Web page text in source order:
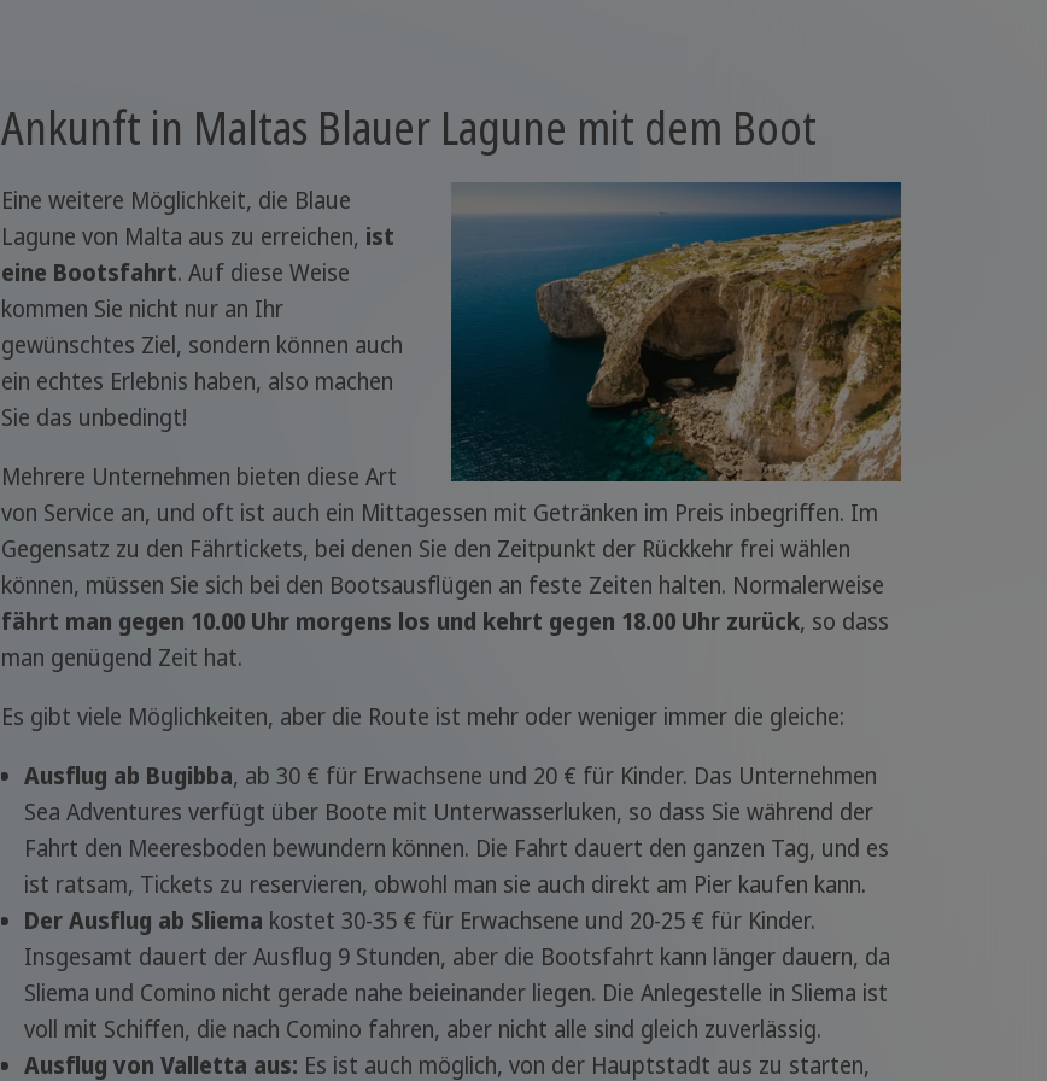
Ankunft in Maltas Blauer Lagune mit dem Boot
Eine weitere Möglichkeit, die Blaue
Lagune von Malta aus zu erreichen, ist
eine Bootsfahrt. Auf diese Weise
kommen Sie nicht nur an Ihr
gewünschtes Ziel, sondern können auch
ein echtes Erlebnis haben, also machen
Sie das unbedingt!
Mehrere Unternehmen bieten diese Art
von Service an, und oft ist auch ein Mittagessen mit Getränken im Preis inbegriffen. Im
Gegensatz zu den Fährtickets, bei denen Sie den Zeitpunkt der Rückkehr frei wählen
können, müssen Sie sich bei den Bootsausflügen an feste Zeiten halten. Normalerweise
fährt man gegen 10.00 Uhr morgens los und kehrt gegen 18.00 Uhr zurück, so dass
man genügend Zeit hat.
Es gibt viele Möglichkeiten, aber die Route ist mehr oder weniger immer die gleiche:
Ausflug ab Bugibba, ab 30 € für Erwachsene und 20 € für Kinder. Das Unternehmen
Sea Adventures verfügt über Boote mit Unterwasserluken, so dass Sie während der
Fahrt den Meeresboden bewundern können. Die Fahrt dauert den ganzen Tag, und es
ist ratsam, Tickets zu reservieren, obwohl man sie auch direkt am Pier kaufen kann.
Der Ausflug ab Sliema kostet 30-35 € für Erwachsene und 20-25 € für Kinder.
Insgesamt dauert der Ausflug 9 Stunden, aber die Bootsfahrt kann länger dauern, da
Sliema und Comino nicht gerade nahe beieinander liegen. Die Anlegestelle in Sliema ist
voll mit Schiffen, die nach Comino fahren, aber nicht alle sind gleich zuverlässig.
Ausflug von Valletta aus: Es ist auch möglich, von der Hauptstadt aus zu starten,